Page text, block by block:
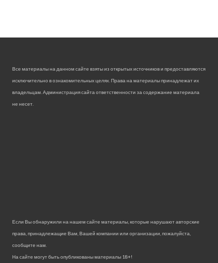
Все материалы на данном сайте взяты из открытых источников и предоставляются
исключительно в ознакомительных целях. Права на материалы принадлежат их
владельцам. Администрация сайта ответственности за содержание материала
не несет.
Если Вы обнаружили на нашем сайте материалы, которые нарушают авторские
права, принадлежащие Вам, Вашей компании или организации, пожалуйста,
сообщите нам.
На сайте могут быть опубликованы материалы 18+!